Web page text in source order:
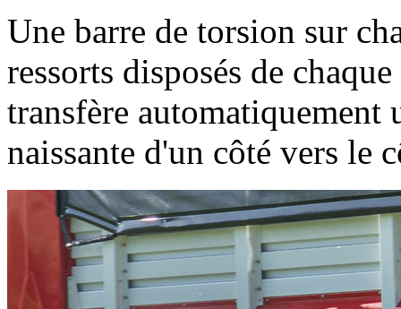
Une barre de torsion sur
ressorts disposés de
transfère automatiquement
naissante d'un côté vers le